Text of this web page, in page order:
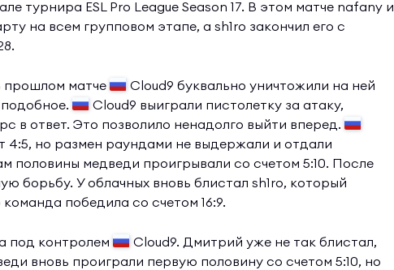
турнира ESL Pro League Season 17. В этом матче nafany и
на всем групповом этапе, а sh1ro закончил его с
прошлом матче
Cloud9 буквально уничтожили на ней
Cloud9 выиграли пистолетку за атаку,
в ответ. Это позволило ненадолго выйти вперед.
4:5, но размен раундами не выдержали и отдали
медведи проигрывали со счетом 5:10. После
борьбу. У облачных вновь блистал sh1ro, который
победила со счетом 16:9.
под контролем
Cloud9. Дмитрий уже не так блистал,
вновь проиграли первую половину со счетом 5:10, но